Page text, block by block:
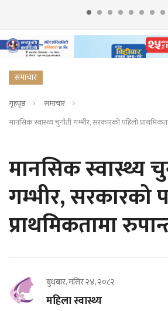
समाचार
गृहपृष्ठ
समाचार
मानसिक स्वास्थ्य चुनौती गम्भीर, सरकारको पहिलो
मानसिक स्वास्थ्य
गम्भीर, सरकारको
प्राथमिकतामा
बुधबार, मंसिर २४, २०८२
महिला स्वास्थ्य